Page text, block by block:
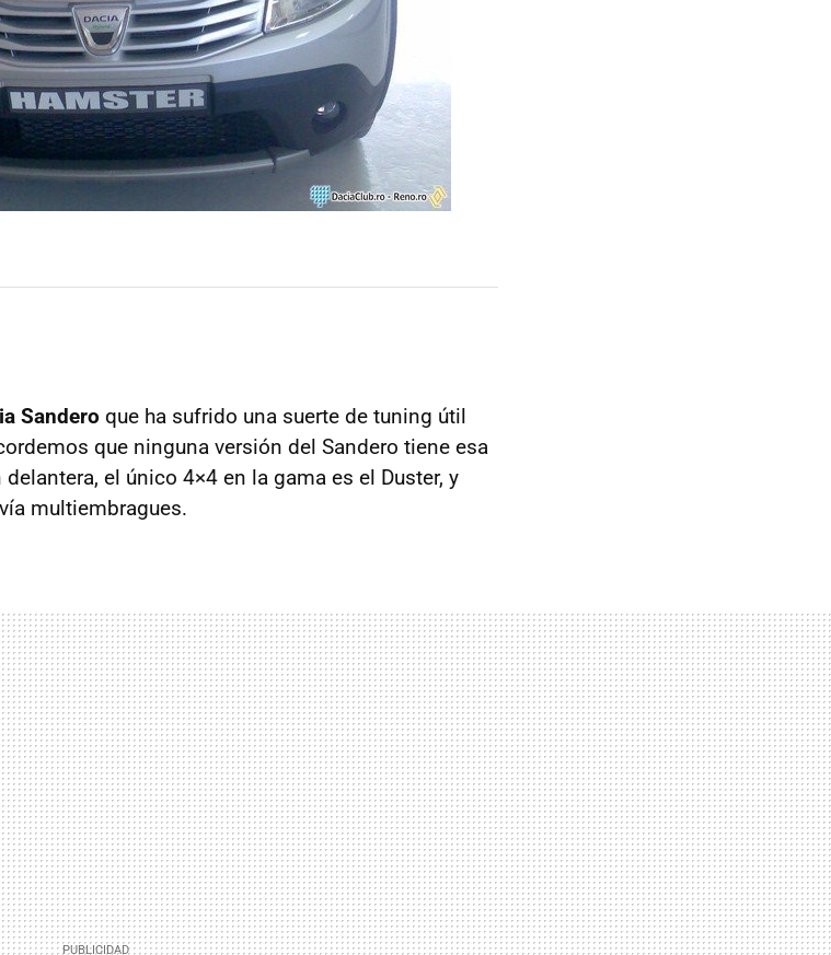
Sandero que ha sufrido una suerte de tuning útil
que ninguna versión del Sandero tiene esa
el único 4×4 en la gama es el Duster, y
multiembragues.